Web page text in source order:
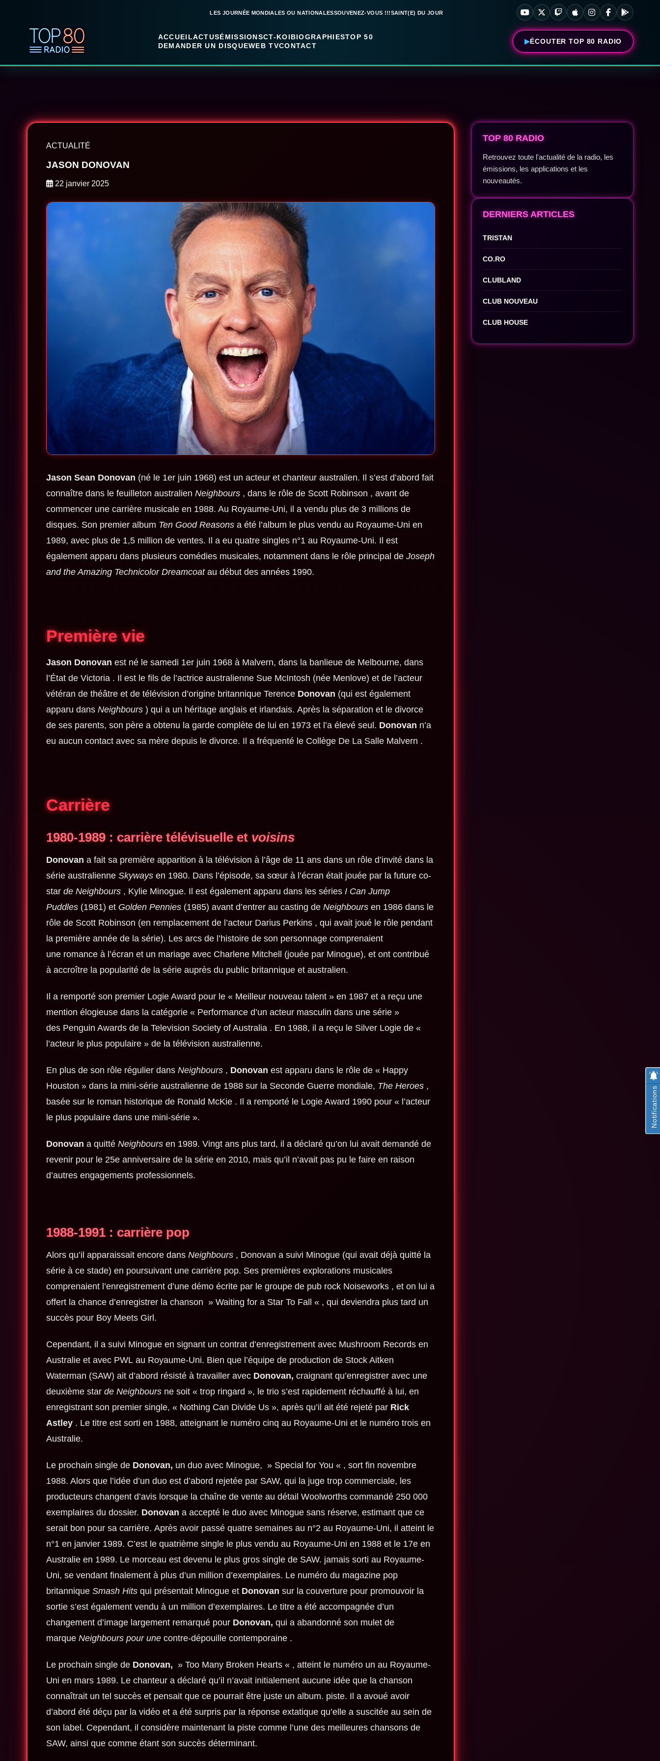
LES JOURNÉE MONDIALES OU NATIONALESSOUVENEZ-VOUS !!!SAINT(E) DU JOUR
ACCUEILACTUSÉMISSIONSCT-KOIBIOGRAPHIESTOP 50
DEMANDER UN DISQUEWEB TVCONTACT
ÉCOUTER TOP 80 RADIO
ACTUALITÉ
JASON DONOVAN
22 janvier 2025
Jason Sean Donovan (né le 1er juin 1968) est un acteur et chanteur australien. Il s’est d’abord fait
connaître dans le feuilleton australien Neighbours, dans le rôle de Scott Robinson , avant de
commencer une carrière musicale en 1988. Au Royaume-Uni, il a vendu plus de 3 millions de
disques. Son premier album Ten Good Reasonsa été l’album le plus vendu au Royaume-Uni en
1989, avec plus de 1,5 million de ventes. Il a eu quatre singles n°1 au Royaume-Uni. Il est
également apparu dans plusieurs comédies musicales, notamment dans le rôle principal de Joseph
and the Amazing Technicolor Dreamcoatau début des années 1990.
Premièrevie​​
Jason Donovan est né le samedi 1er juin 1968 à Malvern, dans la banlieue de Melbourne, dans
l’État de Victoria . Il est le fils de l’actrice australienne Sue McIntosh (née Menlove) et de l’acteur
vétéran de théâtre et de télévision d’origine britannique Terence Donovan (qui est également
apparu dans Neighbours) qui a un héritage anglais et irlandais. Après la séparation et le divorce
de ses parents, son père a obtenu la garde complète de lui en 1973 et l’a élevé seul. Donovan n’a
eu aucun contact avec sa mère depuis le divorce. Il a fréquenté le Collège De La Salle Malvern .
Carrière
1980-1989 : carrière télévisuelle et voisins
Donovan a fait sa première apparition à la télévision à l’âge de 11 ans dans un rôle d’invité dans la
série australienne Skywaysen 1980. Dans l’épisode, sa sœur à l’écran était jouée par la future co-
star de Neighbours, Kylie Minogue. Il est également apparu dans les séries I Can Jump
Puddles(1981) et Golden Pennies(1985) avant d’entrer au casting de Neighboursen 1986 dans le
rôle de Scott Robinson (en remplacement de l’acteur Darius Perkins , qui avait joué le rôle pendant
la première année de la série). Les arcs de l’histoire de son personnage comprenaient
une romance à l’écran et un mariage avec Charlene Mitchell (jouée par Minogue), et ont contribué
à accroître la popularité de la série auprès du public britannique et australien.
Il a remporté son premier Logie Award pour le « Meilleur nouveau talent » en 1987 et a reçu une
mention élogieuse dans la catégorie « Performance d’un acteur masculin dans une série »
des Penguin Awards de la Television Society of Australia . En 1988, il a reçu le Silver Logie de «
l’acteur le plus populaire » de la télévision australienne.
En plus de son rôle régulier dans Neighbours, Donovan est apparu dans le rôle de « Happy
Houston » dans la mini-série australienne de 1988 sur la Seconde Guerre mondiale, The Heroes,
basée sur le roman historique de Ronald McKie . Il a remporté le Logie Award 1990 pour « l’acteur
le plus populaire dans une mini-série ».
Donovan a quitté Neighboursen 1989. Vingt ans plus tard, il a déclaré qu’on lui avait demandé de
revenir pour le 25e anniversaire de la série en 2010, mais qu’il n’avait pas pu le faire en raison
d’autres engagements professionnels.
1988-1991: carrière pop
Alors qu’il apparaissait encore dans Neighbours, Donovan a suivi Minogue (qui avait déjà quitté la
série à ce stade) en poursuivant une carrière pop. Ses premières explorations musicales
comprenaient l’enregistrement d’une démo écrite par le groupe de pub rock Noiseworks , et on lui a
offert la chance d’enregistrer la chanson » Waiting for a Star To Fall « , qui deviendra plus tard un
succès pour Boy Meets Girl.
Cependant, il a suivi Minogue en signant un contrat d’enregistrement avec Mushroom Records en
Australie et avec PWL au Royaume-Uni. Bien que l’équipe de production de Stock Aitken
Waterman (SAW) ait d’abord résisté à travailler avec Donovan, craignant qu’enregistrer avec une
deuxième star de Neighboursne soit « trop ​​ringard », le trio s’est rapidement réchauffé à lui, en
enregistrant son premier single, « Nothing Can Divide Us », après qu’il ait été rejeté par Rick
Astley. Le titre est sorti en 1988, atteignant le numéro cinq au Royaume-Uni et le numéro trois en
Australie.
Le prochain single de Donovan, un duo avec Minogue, » Special for You « , sort fin novembre
1988. Alors que l’idée d’un duo est d’abord rejetée par SAW, qui la juge trop commerciale, les
producteurs changent d’avis lorsque la chaîne de vente au détail Woolworths commandé 250 000
exemplaires du dossier. Donovan a accepté le duo avec Minogue sans réserve, estimant que ce
serait bon pour sa carrière. Après avoir passé quatre semaines au n°2 au Royaume-Uni, il atteint le
n°1 en janvier 1989. C’est le quatrième single le plus vendu au Royaume-Uni en 1988 et le 17e en
Australie en 1989. Le morceau est devenu le plus gros single de SAW. jamais sorti au Royaume-
Uni, se vendant finalement à plus d’un million d’exemplaires. Le numéro du magazine pop
britannique Smash Hitsqui présentait Minogue et Donovan sur la couverture pour promouvoir la
sortie s’est également vendu à un million d’exemplaires. Le titre a été accompagnée d’un
changement d’image largement remarqué pour Donovan, qui a abandonné son mulet de
marque Neighbours pour une contre-dépouille contemporaine .
Le prochain single de Donovan, » Too Many Broken Hearts « , atteint le numéro un au Royaume-
Uni en mars 1989. Le chanteur a déclaré qu’il n’avait initialement aucune idée que la chanson
connaîtrait un tel succès et pensait que ce pourrait être juste un album. piste. Il a avoué avoir
d’abord été déçu par la vidéo et a été surpris par la réponse extatique qu’elle a suscitée au sein de
son label. Cependant, il considère maintenant la piste comme l’une des meilleures chansons de
SAW, ainsi que comme étant son succès déterminant.
TOP 80 RADIO
Retrouvez toute l'actualité de la radio, les
émissions, les applications et les
nouveautés.
DERNIERS ARTICLES
TRISTAN
CO.RO
CLUBLAND
CLUB NOUVEAU
CLUB HOUSE
Notifications